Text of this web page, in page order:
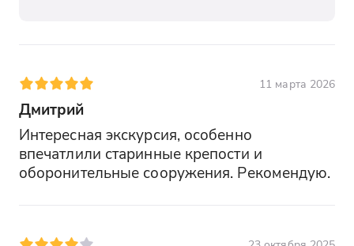
11 марта 2026
Дмитрий
Интересная экскурсия, особенно
впечатлили старинные крепости и
оборонительные сооружения. Рекомендую.